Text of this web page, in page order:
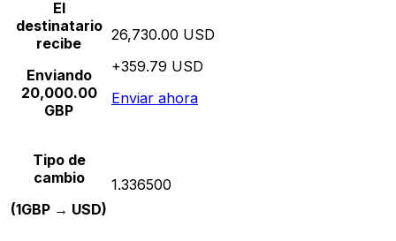
El
destinatario
recibe
Enviando
20,000.00
GBP
26,730.00 USD
+359.79 USD
Enviar ahora
Tipo de
cambio
(1GBP → USD)
1.336500